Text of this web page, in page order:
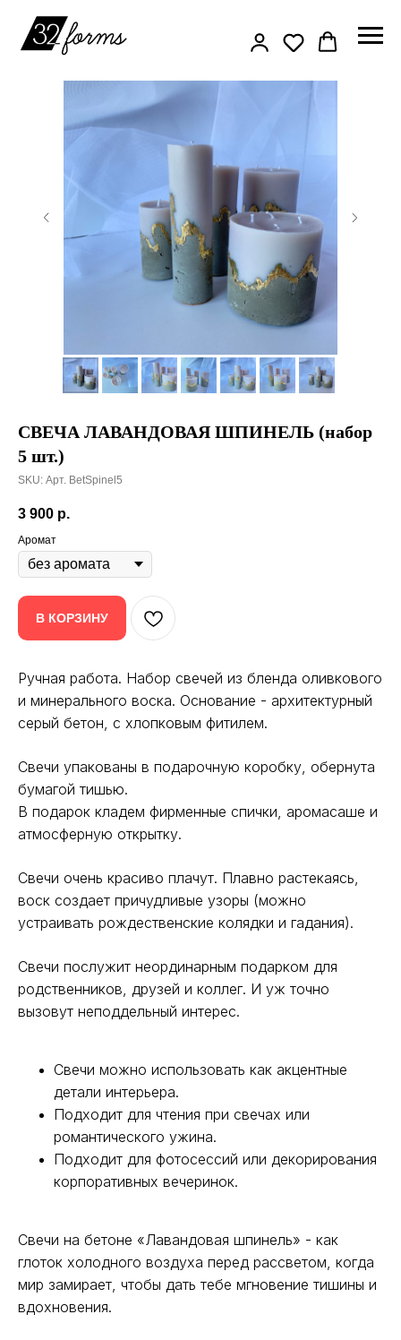
СВЕЧА ЛАВАНДОВАЯ ШПИНЕЛЬ (набор
5 шт.)
SKU: Арт. BetSpinel5
3 900 р.
Аромат
В КОРЗИНУ
Ручная работа. Набор свечей из бленда оливкового
и минерального воска. Основание - архитектурный
серый бетон, с хлопковым фитилем.
Свечи упакованы в подарочную коробку, обернута
бумагой тишью.
В подарок кладем фирменные спички, аромасаше и
атмосферную открытку.
Свечи очень красиво плачут. Плавно растекаясь,
воск создает причудливые узоры (можно
устраивать рождественские колядки и гадания).
Свечи послужит неординарным подарком для
родственников, друзей и коллег. И уж точно
вызовут неподдельный интерес.
Свечи можно использовать как акцентные
детали интерьера.
Подходит для чтения при свечах или
романтического ужина.
Подходит для фотосессий или декорирования
корпоративных вечеринок.
Свечи на бетоне «Лавандовая шпинель» - как
глоток холодного воздуха перед рассветом, когда
мир замирает, чтобы дать тебе мгновение тишины и
вдохновения.